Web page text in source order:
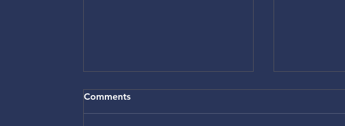
Comments